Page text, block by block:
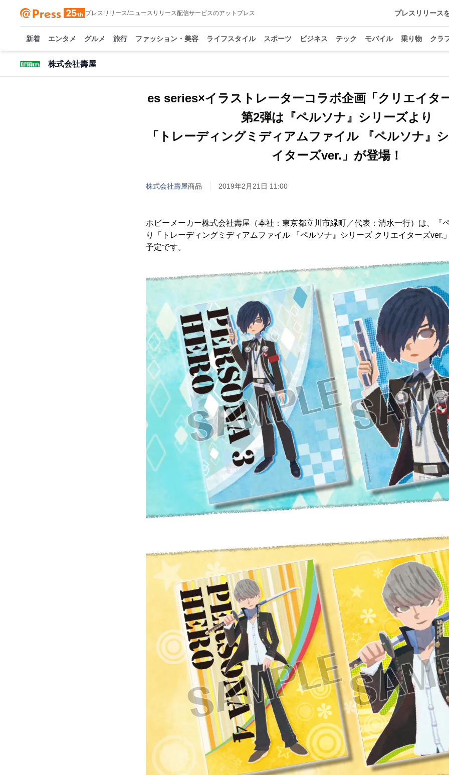
プレスリリース/ニュースリリース配信サービスのアットプレス プレスリリース
新着 エンタメ グルメ 旅行 ファッション・美容 ライフスタイル スポーツ ビジネス テック モバイル 乗り物 クラ
株式会社壽屋
es series×イラストレーターコラボ企画「クリエイタ
第2弾は『ペルソナ』シリーズより
「トレーディングミディアムファイル 『ペルソナ』
イターズver.」が登場！
株式会社壽屋商品 2019年2月21日 11:00
ホビーメーカー株式会社壽屋（本社：東京都立川市緑町／代表：清水一行）は、『
り「トレーディングミディアムファイル 『ペルソナ』シリーズ クリエイターズver.
予定です。